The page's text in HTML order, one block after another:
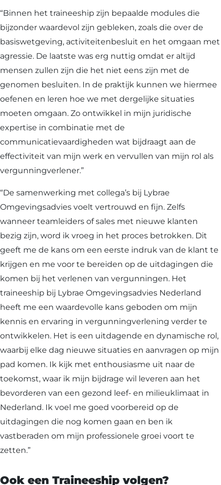
“Binnen het traineeship zijn bepaalde modules die
bijzonder waardevol zijn gebleken, zoals die over de
basiswetgeving, activiteitenbesluit en het omgaan met
agressie. De laatste was erg nuttig omdat er altijd
mensen zullen zijn die het niet eens zijn met de
genomen besluiten. In de praktijk kunnen we hiermee
oefenen en leren hoe we met dergelijke situaties
moeten omgaan. Zo ontwikkel in mijn juridische
expertise in combinatie met de
communicatievaardigheden wat bijdraagt aan de
effectiviteit van mijn werk en vervullen van mijn rol als
vergunningverlener.”
“De samenwerking met collega’s bij Lybrae
Omgevingsadvies voelt vertrouwd en fijn. Zelfs
wanneer teamleiders of sales met nieuwe klanten
bezig zijn, word ik vroeg in het proces betrokken. Dit
geeft me de kans om een eerste indruk van de klant te
krijgen en me voor te bereiden op de uitdagingen die
komen bij het verlenen van vergunningen. Het
traineeship bij Lybrae Omgevingsadvies Nederland
heeft me een waardevolle kans geboden om mijn
kennis en ervaring in vergunningverlening verder te
ontwikkelen. Het is een uitdagende en dynamische rol,
waarbij elke dag nieuwe situaties en aanvragen op mijn
pad komen. Ik kijk met enthousiasme uit naar de
toekomst, waar ik mijn bijdrage wil leveren aan het
bevorderen van een gezond leef- en milieuklimaat in
Nederland. Ik voel me goed voorbereid op de
uitdagingen die nog komen gaan en ben ik
vastberaden om mijn professionele groei voort te
zetten.”
Ook een Traineeship volgen?